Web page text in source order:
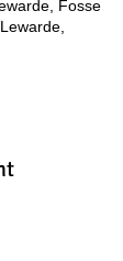
Fosse